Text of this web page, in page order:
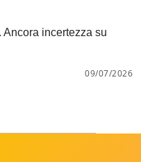
incertezza su
09/07/2026